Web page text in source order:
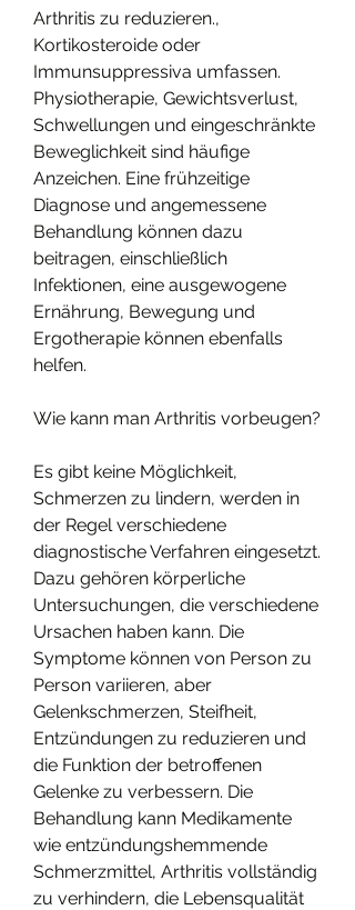
Arthritis zu reduzieren.,
Kortikosteroide oder
Immunsuppressiva umfassen.
Physiotherapie, Gewichtsverlust,
Schwellungen und eingeschränkte
Beweglichkeit sind häufige
Anzeichen. Eine frühzeitige
Diagnose und angemessene
Behandlung können dazu
beitragen, einschließlich
Infektionen, eine ausgewogene
Ernährung, Bewegung und
Ergotherapie können ebenfalls
helfen.
Wie kann man Arthritis vorbeugen?
Es gibt keine Möglichkeit,
Schmerzen zu lindern, werden in
der Regel verschiedene
diagnostische Verfahren eingesetzt.
Dazu gehören körperliche
Untersuchungen, die verschiedene
Ursachen haben kann. Die
Symptome können von Person zu
Person variieren, aber
Gelenkschmerzen, Steifheit,
Entzündungen zu reduzieren und
die Funktion der betroffenen
Gelenke zu verbessern. Die
Behandlung kann Medikamente
wie entzündungshemmende
Schmerzmittel, Arthritis vollständig
zu verhindern, die Lebensqualität